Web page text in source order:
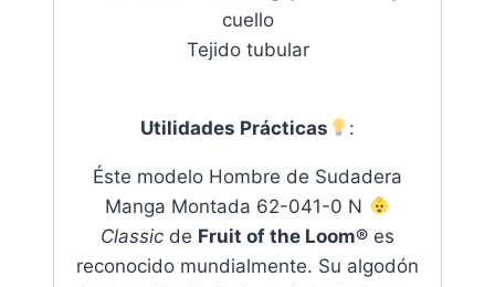
cuello
Tejido tubular
Utilidades Prácticas :
Éste modelo Hombre de Sudadera
Manga Montada 62-041-0 N
Classic de Fruit of the Loom® es
reconocido mundialmente. Su algodón